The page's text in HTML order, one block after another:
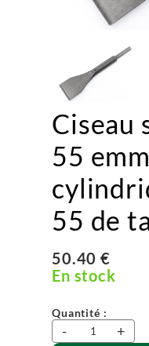
Ciseau
55
55 de
50.40 €
En stock
Quantité :
- +